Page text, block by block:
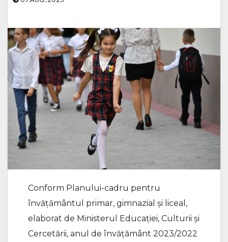
Conform Planului-cadru pentru
învățământul primar, gimnazial și liceal,
elaborat de Ministerul Educației, Culturii și
Cercetării, anul de învățământ 2023/2022